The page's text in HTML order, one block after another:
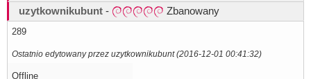
uzytkownikubunt - Zbanowany
289
Ostatnio edytowany przez uzytkownikubunt (2016-12-01 00:41:32)
Offline